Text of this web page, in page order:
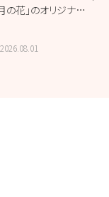
の花」のオリジナ…
2026.08.01